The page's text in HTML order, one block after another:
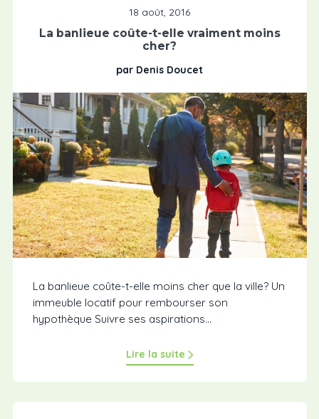
18 août, 2016
La banlieue coûte-t-elle vraiment moins
cher?
par Denis Doucet
La banlieue coûte-t-elle moins cher que la ville? Un
immeuble locatif pour rembourser son
hypothèque Suivre ses aspirations...
Lire la suite